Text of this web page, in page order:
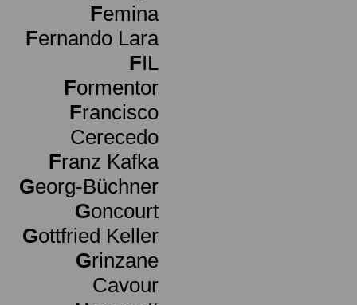
Femina
Fernando Lara
FIL
Formentor
Francisco
Cerecedo
Franz Kafka
Georg-Büchner
Goncourt
Gottfried Keller
Grinzane
Cavour